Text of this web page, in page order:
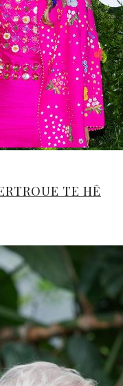
TE HÊ